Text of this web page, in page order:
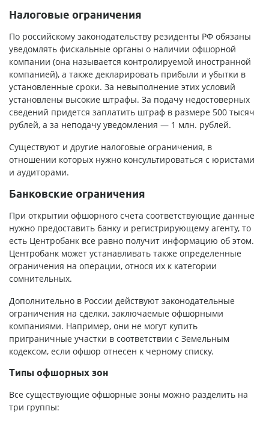
Налоговые ограничения
По российскому законодательству резиденты РФ обязаны
уведомлять фискальные органы о наличии офшорной
компании (она называется контролируемой иностранной
компанией), а также декларировать прибыли и убытки в
установленные сроки. За невыполнение этих условий
установлены высокие штрафы. За подачу недостоверных
сведений придется заплатить штраф в размере 500 тысяч
рублей, а за неподачу уведомления — 1 млн. рублей.
Существуют и другие налоговые ограничения, в
отношении которых нужно консультироваться с юристами
и аудиторами.
Банковские ограничения
При открытии офшорного счета соответствующие данные
нужно предоставить банку и регистрирующему агенту, то
есть Центробанк все равно получит информацию об этом.
Центробанк может устанавливать также определенные
ограничения на операции, относя их к категории
сомнительных.
Дополнительно в России действуют законодательные
ограничения на сделки, заключаемые офшорными
компаниями. Например, они не могут купить
приграничные участки в соответствии с Земельным
кодексом, если офшор отнесен к черному списку.
Типы офшорных зон
Все существующие офшорные зоны можно разделить на
три группы: